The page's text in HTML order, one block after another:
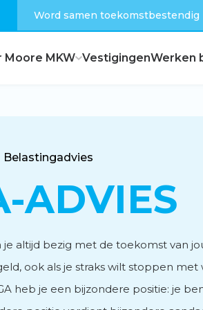
Word samen toekomstbestendig
Moore MKW
commissarissen
en cijfers
VestigingenWerken
ADVIES
Belastingadvies
altijd bezig met de toekomst van
ook als je straks wilt stoppen met
heb je een bijzondere positie: je